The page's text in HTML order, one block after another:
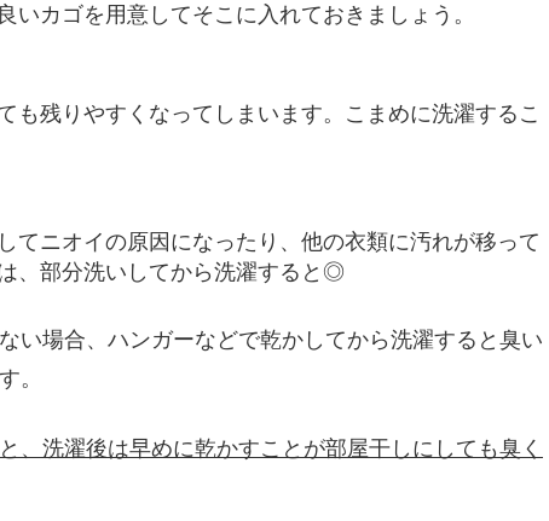
カゴを用意してそこに入れておきましょう。
も残りやすくなってしまいます。こまめに洗濯するこ
てニオイの原因になったり、他の衣類に汚れが移って
、部分洗いしてから洗濯すると◎
い場合、ハンガーなどで乾かしてから洗濯すると臭い
。
、洗濯後は早めに乾かすことが部屋干しにしても臭く